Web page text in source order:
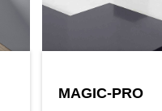
MAGIC-PRO